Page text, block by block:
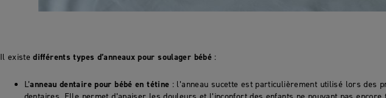
Il existedifférents types d’anneaux pour soulager bébé :
L’anneau dentaire pour bébé en tétine : l’anneau sucette est particulièrement utilisé lors des